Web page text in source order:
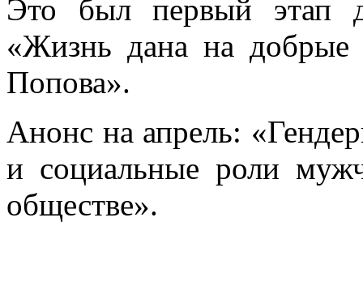
Это был первый этап
«Жизнь дана на добрые
Попова».
Анонс на апрель:
и социальные роли
обществе».